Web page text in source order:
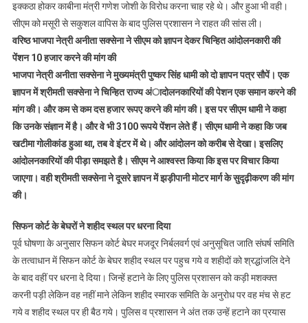
इक्कठा होकर काबीना मंत्री गणेश जोशी के विरोध करना चाह रहे थे। और हुआ भी वही।
सीएम को मसूरी से सकुशल वापिस के बाद पुलिस प्रशासन ने राहत की सांस ली।
वरिष्ठ भाजपा नेत्री अनीता सक्सेना ने सीएम को ज्ञापन देकर चिन्हित आंदोलनकारी की
पेंशन 10 हजार करने की मांग की
भाजपा नेत्री अनीता सक्सेना ने मुख्यमंत्री पुष्कर सिंह धामी को दो ज्ञापन पत्र सौपें। एक
ज्ञापन में श्रीमती सक्सेना ने चिन्हित राज्य अंादोलनकारियों की पेशन एक समान करने की
मांग की। और कम से कम दस हजार रूपए करने की मांग की। इस पर सीएम धामी ने कहा
कि उनके संज्ञान में है। और वे भी 3100 रूपये पेंशन लेते हैं। सीएम धामी ने कहा कि जब
खटीमा गोलीकांड हुआ था, तब वे इंटर में थे। और आंदोलन को करीब से देखा। इसलिए
आंदोलनकारियों की पीड़ा समझते है। सीएम ने आश्वस्त किया कि इस पर विचार किया
जाएगा। वही श्रीमती सक्सेना ने दूसरे ज्ञापन में झड़ीपानी मोटर मार्ग के सुदृढ़ीकरण की मांग
की।
सिफन कोर्ट के बेघरों ने शहीद स्थल पर धरना दिया
पूर्व घोषणा के अनुसार सिफन कोर्ट बेघर मजदूर निर्बलवर्ग एवं अनुसूचित जाति संघर्ष समिति
के तत्वाधान में सिफन कोर्ट के बेघर शहीद स्थल पर पहुच गये व शहीदों को श्रद्धांजलि देने
के बाद वहीं पर धरना दे दिया। जिन्हें हटाने के लिए पुलिस प्रशासन को कड़ी मशक्क्त
करनी पड़ी लेकिन वह नहीं माने लेकिन शहीद स्मारक समिति के अनुरोध पर वह मंच से हट
गये व शहीद स्थल पर ही बैठ गये। पुलिस व प्रशासन ने अंत तक उन्हें हटाने का प्रयास